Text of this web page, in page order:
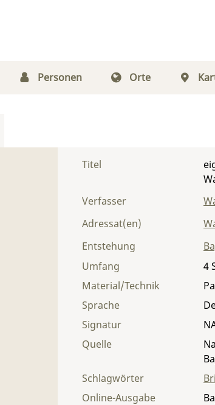
Personen Orte
Titel
Verfasser
Adressat(en)
Entstehung
Umfang
4
Material/Technik
Sprache
Signatur
Quelle
Schlagwörter
Online-Ausgabe